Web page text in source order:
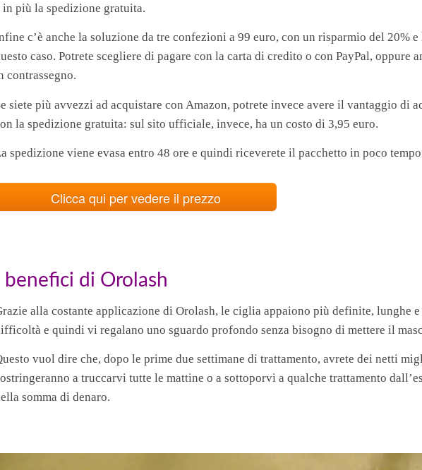
in più la spedizione gratuita.
c’è anche la soluzione da tre confezioni a 99 euro, con un risparmio del 20%
caso. Potrete scegliere di pagare con la carta di credito o con PayPal, oppure
contrassegno.
siete più avvezzi ad acquistare con Amazon, potrete invece avere il vantaggio di
la spedizione gratuita: sul sito ufficiale, invece, ha un costo di 3,95 euro.
spedizione viene evasa entro 48 ore e quindi riceverete il pacchetto in poco
Clicca qui per vedere il prezzo
I benefici di Orolash
alla costante applicazione di Orolash, le ciglia appaiono più definite, lunghe
e quindi vi regalano uno sguardo profondo senza bisogno di mettere il
vuol dire che, dopo le prime due settimane di trattamento, avrete dei netti
a truccarvi tutte le mattine o a sottoporvi a qualche trattamento
somma di denaro.